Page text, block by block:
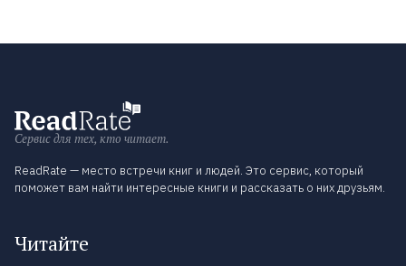
Сервис для тех, кто читает.
ReadRate — место встречи книг и людей. Это сервис, который
поможет вам найти интересные книги и рассказать о них друзьям.
Читайте